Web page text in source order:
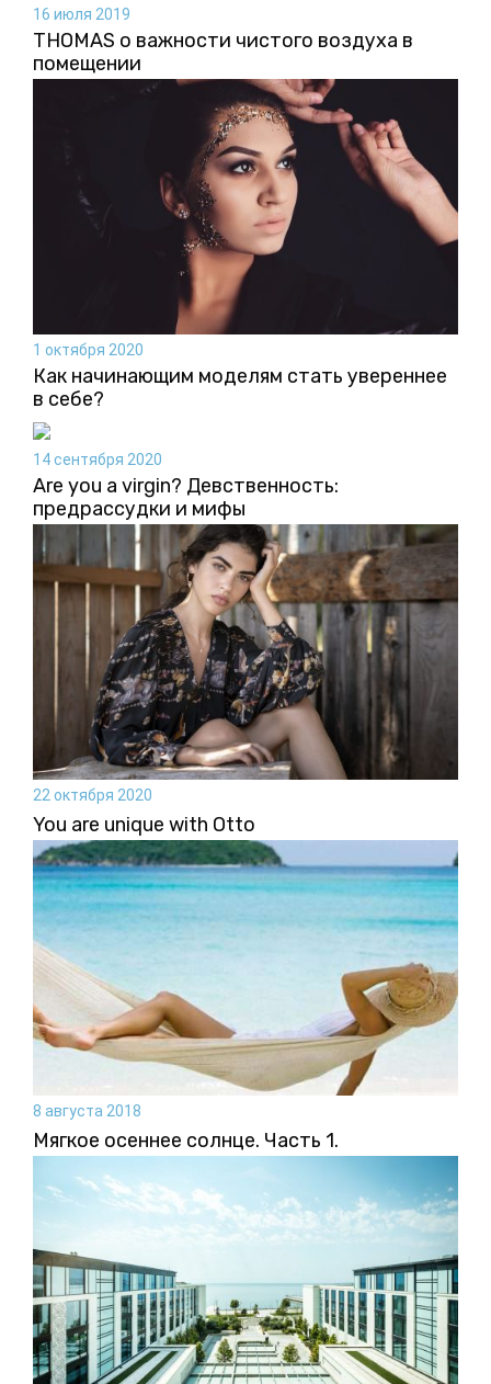
16 июля 2019
THOMAS о важности чистого воздуха в
помещении
1 октября 2020
Как начинающим моделям стать увереннее
в себе?
14 сентября 2020
Are you a virgin? Девственность:
предрассудки и мифы
22 октября 2020
You are unique with Otto
8 августа 2018
Мягкое осеннее солнце. Часть 1.